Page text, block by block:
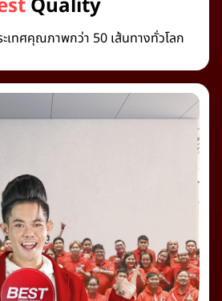
Quality
เทศคุณภาพกว่า 50 เส้นทางทั่วโลก